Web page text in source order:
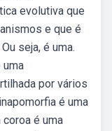
evolutiva que
e que é
seja, é uma.
por vários
é uma
é uma